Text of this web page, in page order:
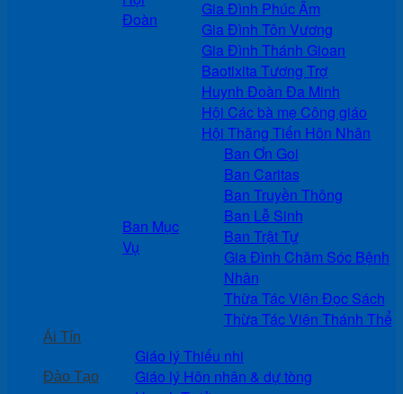
Đoàn
Gia Đình Phúc Âm
Gia Đình Tôn Vương
Gia Đình Thánh Gioan
Baotixita Tương Trợ
Huynh Đoàn Đa Minh
Hội Các bà mẹ Công giáo
Hội Thăng Tiến Hôn Nhân
Ban Mục
Vụ
Ban Ơn Gọi
Ban Caritas
Ban Truyền Thông
Ban Lễ Sinh
Ban Trật Tự
Gia Đình Chăm Sóc Bệnh
Nhân
Thừa Tác Viên Đọc Sách
Thừa Tác Viên Thánh Thể
Ái Tín
Đào Tạo
Giáo lý Thiếu nhi
Giáo lý Hôn nhân & dự tòng